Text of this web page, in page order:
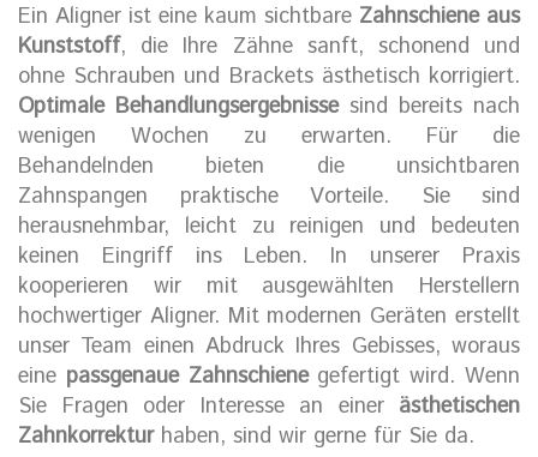
Ein Aligner ist eine kaum sichtbare Zahnschiene aus
Kunststoff, die Ihre Zähne sanft, schonend und
ohne Schrauben und Brackets ästhetisch korrigiert.
Optimale Behandlungsergebnissesind bereits nach
wenigen Wochen zu erwarten. Für die
Behandelnden bieten die unsichtbaren
Zahnspangen praktische Vorteile. Sie sind
herausnehmbar, leicht zu reinigen und bedeuten
keinen Eingriff ins Leben. In unserer Praxis
kooperieren wir mit ausgewählten Herstellern
hochwertiger Aligner. Mit modernen Geräten erstellt
unser Team einen Abdruck Ihres Gebisses, woraus
eine passgenaue Zahnschienegefertigt wird. Wenn
Sie Fragen oder Interesse an einer ästhetischen
Zahnkorrekturhaben, sind wir gerne für Sie da.